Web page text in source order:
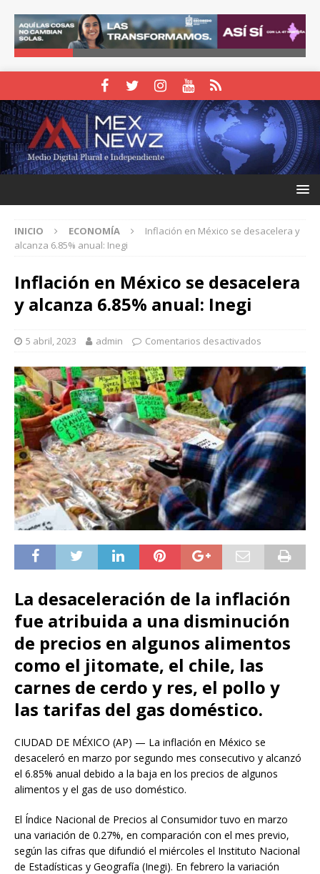
INICIO ECONOMÍA
Inflación en México se desacelera y
alcanza 6.85% anual: Inegi
Inflación en México se desacelera
y alcanza 6.85% anual: Inegi
5 abril, 2023 admin Comentarios desactivados
La desaceleración de la inflación
fue atribuida a una disminución
de precios en algunos alimentos
como el jitomate, el chile, las
carnes de cerdo y res, el pollo y
las tarifas del gas doméstico.
CIUDAD DE MÉXICO (AP) — La inflación en México se
desaceleró en marzo por segundo mes consecutivo y alcanzó
el 6.85% anual debido a la baja en los precios de algunos
alimentos y el gas de uso doméstico.
El Índice Nacional de Precios al Consumidor tuvo en marzo
una variación de 0.27%, en comparación con el mes previo,
según las cifras que difundió el miércoles el Instituto Nacional
de Estadísticas y Geografía (Inegi). En febrero la variación